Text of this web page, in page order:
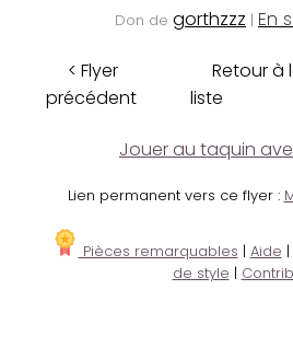
Don de gorthzzz | En
< Flyer
précédent
Retour à
liste
Jouer au taquin
Lien permanent vers ce flyer :
Pièces remarquables | Aide |
de style |